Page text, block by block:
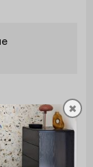
en kit à
notice
✖